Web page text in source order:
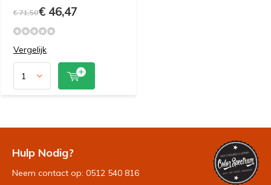
€ 71,50€ 46,47
Vergelijk
Hulp Nodig?
Neem contact op: 0512 540 816